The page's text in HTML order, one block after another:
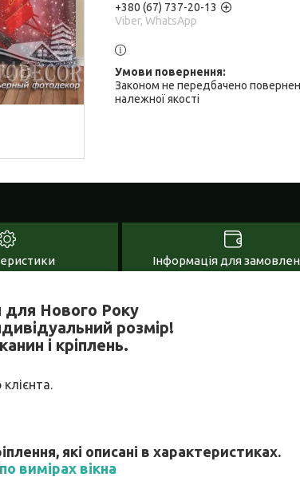
+380 (67) 737-20-13
Viber, WhatsApp
Законом не передбачено
належної якості
Інформація для
Нового Року
розмір!
і кріплень.
які описані в характеристиках.
вимірах вікна